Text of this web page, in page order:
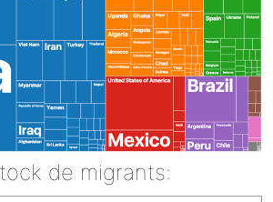
de migrants: